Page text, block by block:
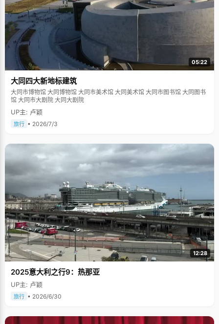
05:22
大同四大新地标建筑
大同市博物馆 大同博物馆 大同市美术馆 大同美术馆 大同市图书馆 大同图书
馆 大同市大剧院 大同大剧院
UP主: 卢颖
旅行 • 2026/7/3
12:28
2025意大利之行9：热那亚
UP主: 卢颖
旅行 • 2026/6/30